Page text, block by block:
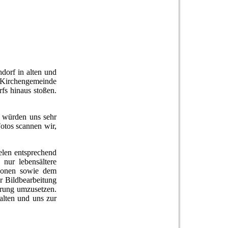
in alten und
hinaus stoßen.
uns sehr
scannen wir,
entsprechend
lebensältere
sowie dem
Bildbearbeitung
umzusetzen.
und uns zur